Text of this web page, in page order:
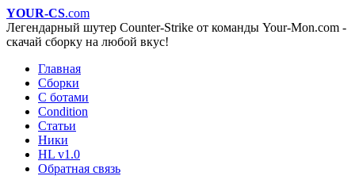
YOUR-CS.com
Легендарный шутер Counter-Strike от команды Your-Mon.com -
скачай сборку на любой вкус!
Главная
Сборки
С ботами
Condition
Статьи
Ники
HL v1.0
Обратная связь